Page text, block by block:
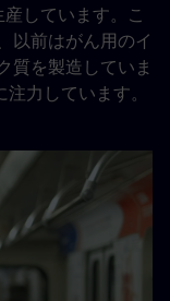
しています。こ
以前はがん用のイ
質を製造していま
力しています。